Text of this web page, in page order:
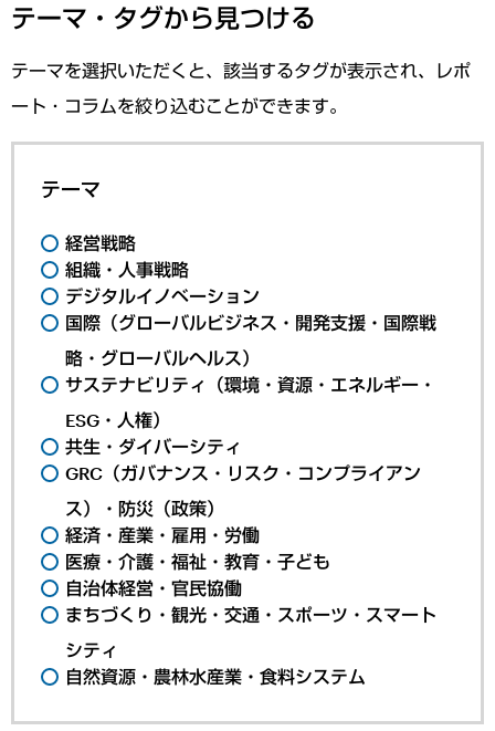
テーマ・タグから見つける
テーマを選択いただくと、該当するタグが表示され、レポ
ート・コラムを絞り込むことができます。
テーマ
経営戦略
組織・人事戦略
デジタルイノベーション
国際（グローバルビジネス・開発支援・国際戦
略・グローバルヘルス）
サステナビリティ（環境・資源・エネルギー・
ESG・人権）
共生・ダイバーシティ
GRC（ガバナンス・リスク・コンプライアン
ス）・防災（政策）
経済・産業・雇用・労働
医療・介護・福祉・教育・子ども
自治体経営・官民協働
まちづくり・観光・交通・スポーツ・スマート
シティ
自然資源・農林水産業・食料システム